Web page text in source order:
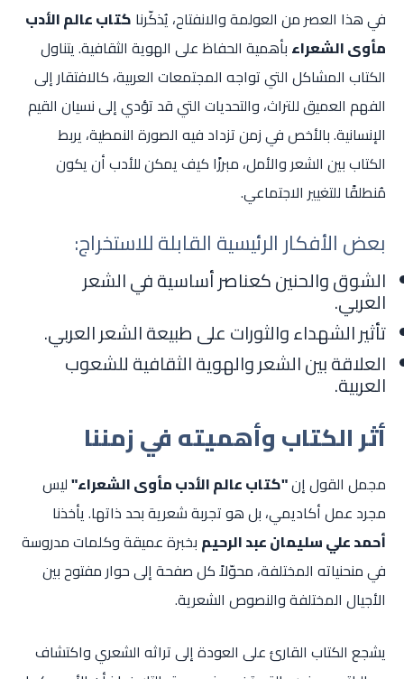
في هذا العصر من العولمة والانفتاح، يُذكّرنا كتاب عالم الأدب
مأوى الشعراء بأهمية الحفاظ على الهوية الثقافية. يتناول
الكتاب المشاكل التي تواجه المجتمعات العربية، كالافتقار إلى
الفهم العميق للتراث، والتحديات التي قد تؤدي إلى نسيان القيم
الإنسانية. بالأخص في زمن تزداد فيه الصورة النمطية، يربط
الكتاب بين الشعر والأمل، مبرزًا كيف يمكن للأدب أن يكون
مُنطلقًا للتغيير الاجتماعي.
بعض الأفكار الرئيسية القابلة للاستخراج:
الشوق والحنين كعناصر أساسية في الشعر
العربي.
تأثير الشهداء والثورات على طبيعة الشعر العربي.
العلاقة بين الشعر والهوية الثقافية للشعوب
العربية.
أثر الكتاب وأهميته في زمننا
مجمل القول إن"كتاب عالم الأدب مأوى الشعراء"ليس
مجرد عمل أكاديمي، بل هو تجربة شعرية بحد ذاتها. يأخذنا
أحمد علي سليمان عبد الرحيم بخبرة عميقة وكلمات مدروسة
في منحنياته المختلفة، محوّلاً كل صفحة إلى حوار مفتوح بين
الأجيال المختلفة والنصوص الشعرية.
يشجع الكتاب القارئ على العودة إلى تراثه الشعري واكتشاف